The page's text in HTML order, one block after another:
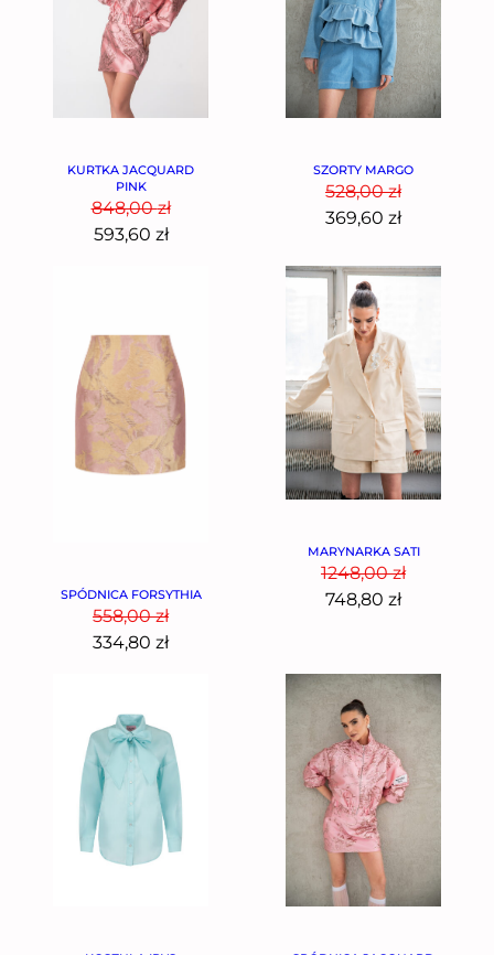
KURTKA JACQUARD
PINK
848,00zł
593,60 zł
SZORTY MARGO
528,00zł
369,60 zł
SPÓDNICA FORSYTHIA
558,00zł
334,80 zł
MARYNARKA SATI
1248,00zł
748,80 zł